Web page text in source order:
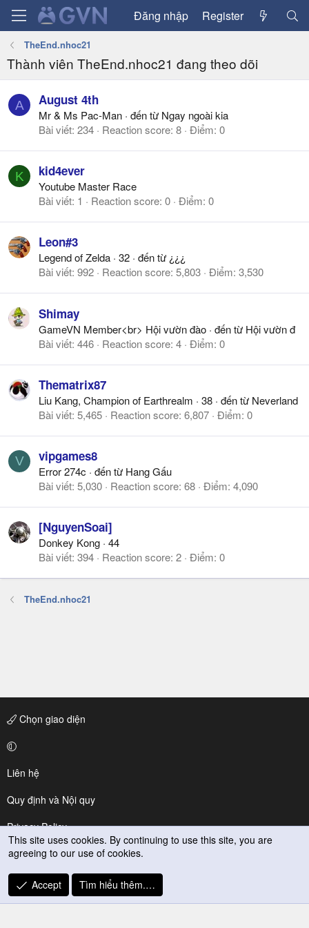
Đăng nhập Register
TheEnd.nhoc21
Thành viên TheEnd.nhoc21 đang theo dõi
A August 4th
Mr & Ms Pac-Man · đến từ Ngay ngoài kia
Bài viết 234 Reaction score 8 Điểm 0
K kid4ever
Youtube Master Race
Bài viết 1 Reaction score 0 Điểm 0
Leon#3
Legend of Zelda · 32 · đến từ ¿¿¿
Bài viết 992 Reaction score 5,803 Điểm 3,530
Shimay
GameVN Member<br> Hội vườn đào · đến từ Hội vườn đ
Bài viết 446 Reaction score 4 Điểm 0
Thematrix87
Liu Kang, Champion of Earthrealm · 38 · đến từ Neverland
Bài viết 5,465 Reaction score 6,807 Điểm 0
V vipgames8
Error 274c · đến từ Hang Gấu
Bài viết 5,030 Reaction score 68 Điểm 4,090
[NguyenSoai]
Donkey Kong · 44
Bài viết 394 Reaction score 2 Điểm 0
TheEnd.nhoc21
Chọn giao diện
Liên hệ
Quy định và Nội quy
Privacy Policy
Trợ giúp
R
S
This site uses cookies. By continuing to use this site, you are
agreeing to our use of cookies.
Accept Tìm hiểu thêm.…